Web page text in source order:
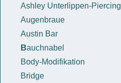
Ashley Unterlippen-Piercing
Augenbraue
Austin Bar
Bauchnabel
Body-Modifikation
Bridge